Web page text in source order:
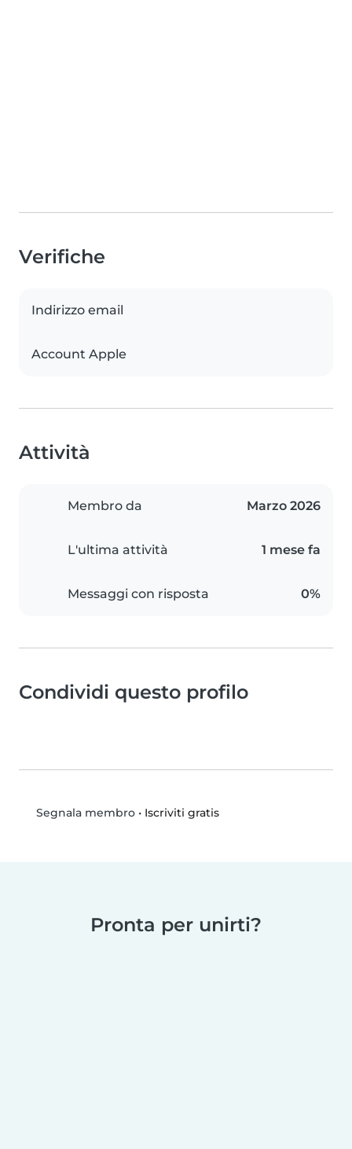
Verifiche
Indirizzo email
Account Apple
Attività
Membro da Marzo 2026
L'ultima attività 1 mese fa
Messaggi con risposta 0%
Condividi questo profilo
Segnala membro• Iscriviti gratis
Pronta per unirti?